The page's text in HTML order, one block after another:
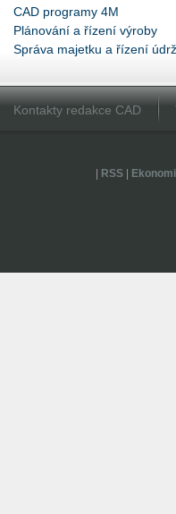
CAD programy 4M
Plánování a řízení výroby
Správa majetku a řízení
Kontakty redakce CAD
RSS|